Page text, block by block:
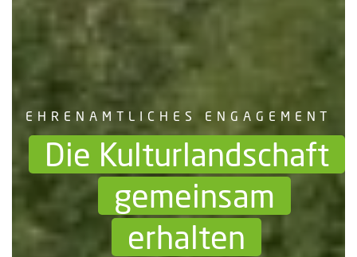
EHRENAMTLICHES ENGAGEMENT
Die Kultur­landschaft
gemeinsam
erhalten